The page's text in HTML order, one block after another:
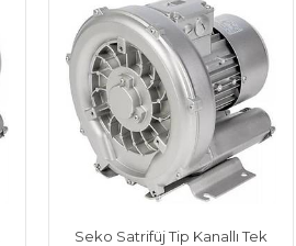
Seko Satrifüj Tip Kanallı Tek